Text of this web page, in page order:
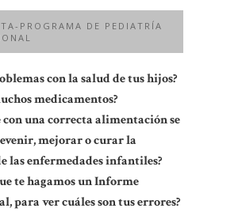
PROGRAMA DE PEDIATRÍA
con la salud de tus hijos?
medicamentos?
con una correcta alimentación se
mejorar o curar la
las enfermedades infantiles?
te hagamos un Informe
para ver cuáles son tus errores?